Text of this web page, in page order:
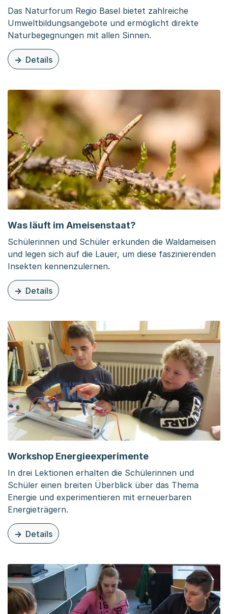
Das Naturforum Regio Basel bietet zahlreiche
Umweltbildungsangebote und ermöglicht direkte
Naturbegegnungen mit allen Sinnen.
Details
zu diesem Inhalt: Waldpädagogische Angebote beim
Was läuft im Ameisenstaat?
Schülerinnen und Schüler erkunden die Waldameisen
und legen sich auf die Lauer, um diese faszinierenden
Insekten kennenzulernen.
Details
zu diesem Inhalt: Was läuft im Ameisenstaat?
Workshop Energieexperimente
In drei Lektionen erhalten die Schülerinnen und
Schüler einen breiten Überblick über das Thema
Energie und experimentieren mit erneuerbaren
Energieträgern.
Details
zu diesem Inhalt: Workshop Energieexperimente